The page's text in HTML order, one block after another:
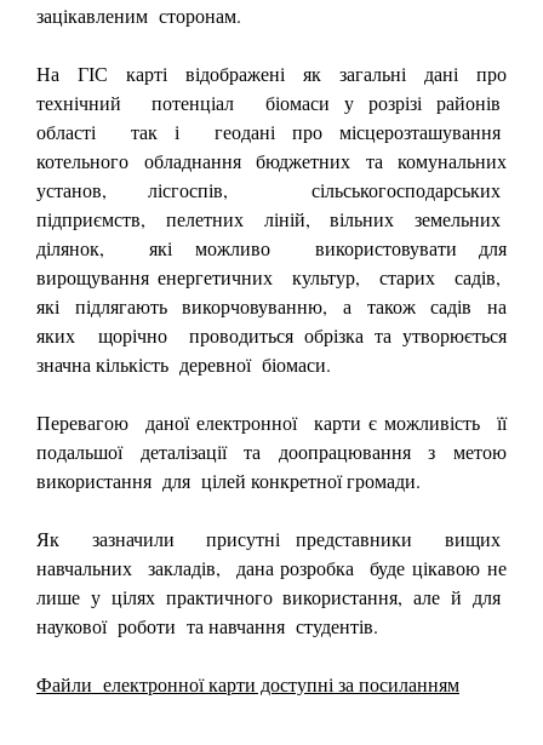
зацікавленим сторонам.
На ГІС карті відображені як загальні дані про
технічний потенціал біомаси у розрізі районів
області так і геодані про місцерозташування
котельного обладнання бюджетних та комунальних
установ, лісгоспів, сільськогосподарських
підприємств, пелетних ліній, вільних земельних
ділянок, які можливо використовувати для
вирощування енергетичних культур, старих садів,
які підлягають викорчовуванню, а також садів на
яких щорічно проводиться обрізка та утворюється
значна кількість деревної біомаси.
Перевагою даної електронної карти є можливість її
подальшої деталізації та доопрацювання з метою
використання для цілей конкретної громади.
Як зазначили присутні представники вищих
навчальних закладів, дана розробка буде цікавою не
лише у цілях практичного використання, але й для
наукової роботи та навчання студентів.
Файли електронної карти доступні за посиланням